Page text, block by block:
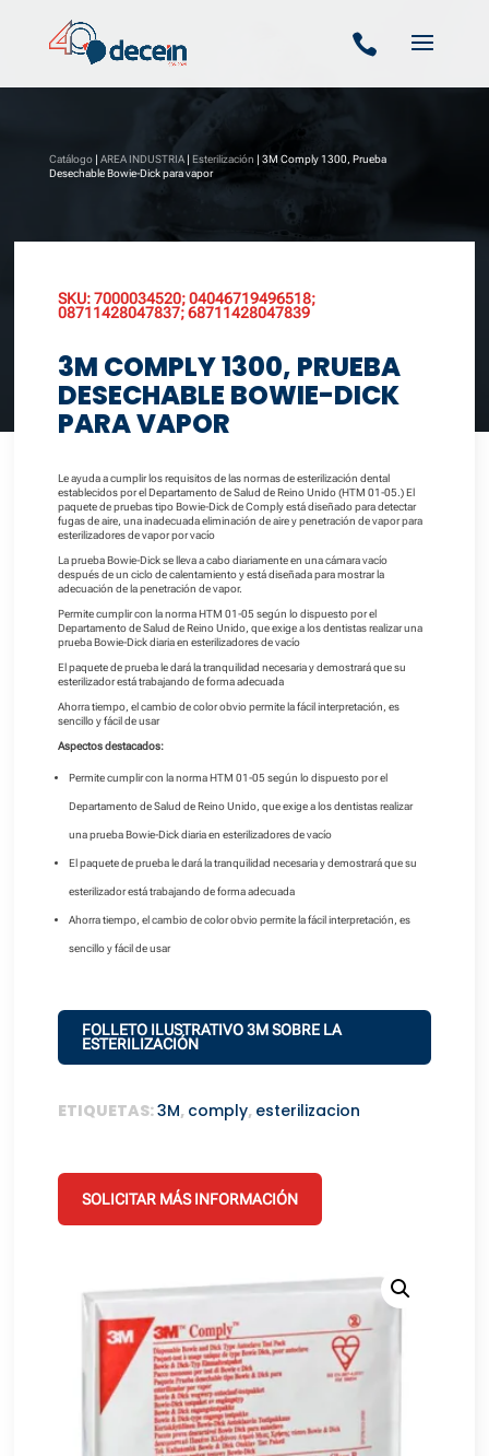

Catálogo| AREA INDUSTRIA| Esterilización | 3M Comply 1300, Prueba
Desechable Bowie-Dick para vapor
SKU:7000034520; 04046719496518;
08711428047837; 68711428047839
3M COMPLY 1300, PRUEBA
DESECHABLE BOWIE-DICK
PARA VAPOR
Le ayuda a cumplir los requisitos de las normas de esterilización dental
establecidos por el Departamento de Salud de Reino Unido (HTM 01-05.) El
paquete de pruebas tipo Bowie-Dick de Comply está diseñado para detectar
fugas de aire, una inadecuada eliminación de aire y penetración de vapor para
esterilizadores de vapor por vacío
La prueba Bowie-Dick se lleva a cabo diariamente en una cámara vacío
después de un ciclo de calentamiento y está diseñada para mostrar la
adecuación de la penetración de vapor.
Permite cumplir con la norma HTM 01-05 según lo dispuesto por el
Departamento de Salud de Reino Unido, que exige a los dentistas realizar una
prueba Bowie-Dick diaria en esterilizadores de vacío
El paquete de prueba le dará la tranquilidad necesaria y demostrará que su
esterilizador está trabajando de forma adecuada
Ahorra tiempo, el cambio de color obvio permite la fácil interpretación, es
sencillo y fácil de usar
Aspectos destacados:
Permite cumplir con la norma HTM 01-05 según lo dispuesto por el
Departamento de Salud de Reino Unido, que exige a los dentistas realizar
una prueba Bowie-Dick diaria en esterilizadores de vacío
El paquete de prueba le dará la tranquilidad necesaria y demostrará que su
esterilizador está trabajando de forma adecuada
Ahorra tiempo, el cambio de color obvio permite la fácil interpretación, es
sencillo y fácil de usar
FOLLETO ILUSTRATIVO 3M SOBRE LA
ESTERILIZACIÓN
ETIQUETAS:3M, comply, esterilizacion
SOLICITAR MÁS INFORMACIÓN